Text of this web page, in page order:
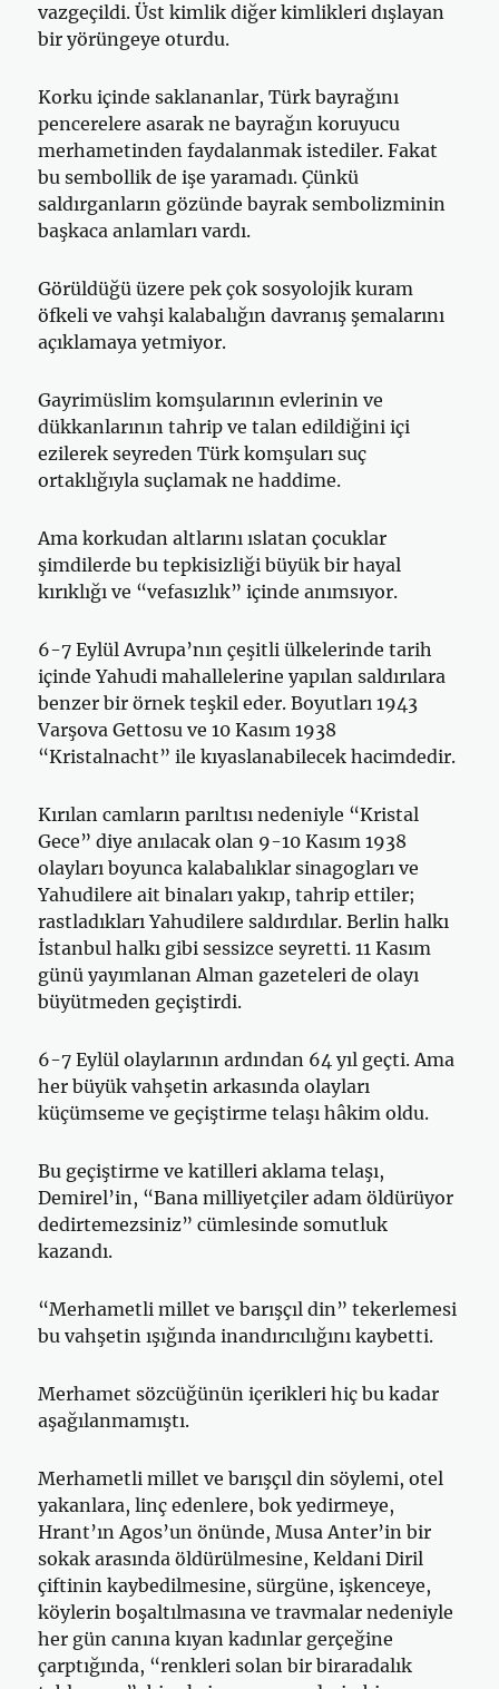
vazgeçildi. Üst kimlik diğer kimlikleri dışlayan
bir yörüngeye oturdu.
Korku içinde saklananlar, Türk bayrağını
pencerelere asarak ne bayrağın koruyucu
merhametinden faydalanmak istediler. Fakat
bu sembollik de işe yaramadı. Çünkü
saldırganların gözünde bayrak sembolizminin
başkaca anlamları vardı.
Görüldüğü üzere pek çok sosyolojik kuram
öfkeli ve vahşi kalabalığın davranış şemalarını
açıklamaya yetmiyor.
Gayrimüslim komşularının evlerinin ve
dükkanlarının tahrip ve talan edildiğini içi
ezilerek seyreden Türk komşuları suç
ortaklığıyla suçlamak ne haddime.
Ama korkudan altlarını ıslatan çocuklar
şimdilerde bu tepkisizliği büyük bir hayal
kırıklığı ve “vefasızlık” içinde anımsıyor.
6-7 Eylül Avrupa’nın çeşitli ülkelerinde tarih
içinde Yahudi mahallelerine yapılan saldırılara
benzer bir örnek teşkil eder. Boyutları 1943
Varşova Gettosu ve 10 Kasım 1938
“Kristalnacht” ile kıyaslanabilecek hacimdedir.
Kırılan camların parıltısı nedeniyle “Kristal
Gece” diye anılacak olan 9-10 Kasım 1938
olayları boyunca kalabalıklar sinagogları ve
Yahudilere ait binaları yakıp, tahrip ettiler;
rastladıkları Yahudilere saldırdılar. Berlin halkı
İstanbul halkı gibi sessizce seyretti. 11 Kasım
günü yayımlanan Alman gazeteleri de olayı
büyütmeden geçiştirdi.
6-7 Eylül olaylarının ardından 64 yıl geçti. Ama
her büyük vahşetin arkasında olayları
küçümseme ve geçiştirme telaşı hâkim oldu.
Bu geçiştirme ve katilleri aklama telaşı,
Demirel’in, “Bana milliyetçiler adam öldürüyor
dedirtemezsiniz” cümlesinde somutluk
kazandı.
“Merhametli millet ve barışçıl din” tekerlemesi
bu vahşetin ışığında inandırıcılığını kaybetti.
Merhamet sözcüğünün içerikleri hiç bu kadar
aşağılanmamıştı.
Merhametli millet ve barışçıl din söylemi, otel
yakanlara, linç edenlere, bok yedirmeye,
Hrant’ın Agos’un önünde, Musa Anter’in bir
sokak arasında öldürülmesine, Keldani Diril
çiftinin kaybedilmesine, sürgüne, işkenceye,
köylerin boşaltılmasına ve travmalar nedeniyle
her gün canına kıyan kadınlar gerçeğine
çarptığında, “renkleri solan bir biraradalık